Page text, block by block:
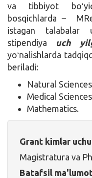
va tibbiyot
bosqichlarda –
istagan talabalar
stipendiya uch
yoʻnalishlarda
beriladi:
Natural Sciences
Medical Sciences
Mathematics.
Grant kimlar
Magistratura va
Batafsil